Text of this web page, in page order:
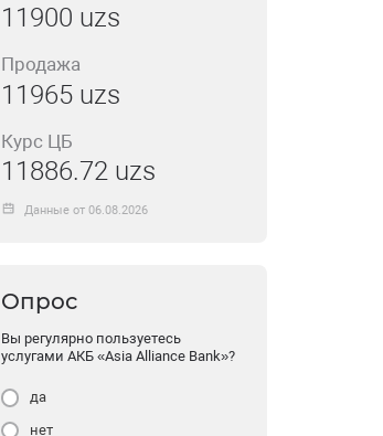
11900 uzs
Продажа
11965 uzs
Курс ЦБ
11886.72 uzs
Данные от 06.08.2026
Опрос
Вы регулярно пользуетесь
услугами АКБ «Asia Alliance Bank»?
да
нет